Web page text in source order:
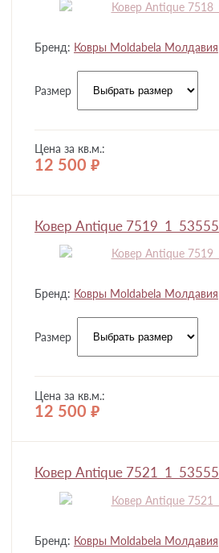
Бренд: Ковры Moldabela Молдавия
Размер
Цена за кв.м.:
12 500 руб.
Ковер Antique 7519_1_53555
Бренд: Ковры Moldabela Молдавия
Размер
Цена за кв.м.:
12 500 руб.
Ковер Antique 7521_1_53555
Бренд: Ковры Moldabela Молдавия